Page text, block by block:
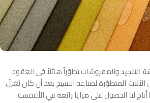
التنجيدوالمفروشات تطوّراً هائلاً في العقود
الآلات المتطوّرةلصناعة النسيج بعد أن كان يُغزلُ
لنا الحصول علىمزايا رائعةفي الأقمشة.